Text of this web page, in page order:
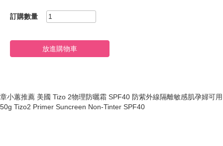
訂購數量
放進購物車
章小蕙推薦 美國 Tizo 2物理防曬霜 SPF40 防紫外線隔離敏感肌孕婦可用
50g Tizo2 Primer Suncreen Non-Tinter SPF40